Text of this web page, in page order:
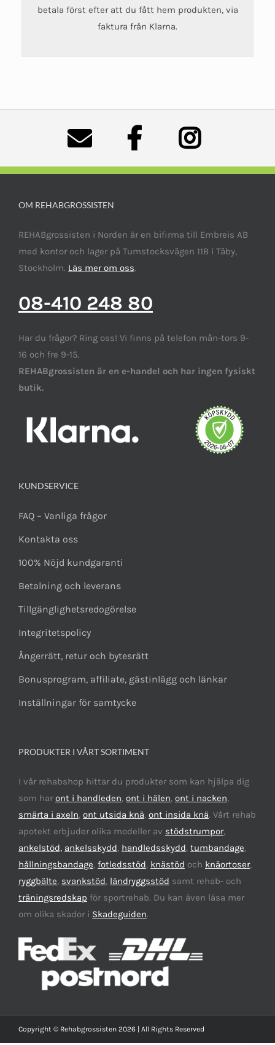
betala först efter att du fått hem produkten, via
faktura från Klarna.
OM REHABGROSSISTEN
REHABgrossisten i Norden är en bifirma till Embreis AB
med kontor och lager på Tumstocksvägen 11B i Täby,
Stockholm. Läs mer om oss.
08-410 248 80
Har du frågor? Ring oss! Vi finns på telefon mån-tors 9-
16 och fre 9-15.
REHABgrossisten är en e-handel och har ingen fysiskt
butik.
KUNDSERVICE
FAQ – Vanliga frågor
Kontakta oss
100% Nöjd kundgaranti
Betalning och leverans
Tillgänglighetsredogörelse
Integritetspolicy
Ångerrätt, retur och bytesrätt
Bonusprogram, affiliate, gästinlägg och länkar
Inställningar för samtycke
PRODUKTER I VÅRT SORTIMENT
I vår rehabshop hittar du produkter som kan hjälpa dig
som haront i handleden, ont i hälen, ont i nacken,
smärta i axeln, ont utsida knä, ont insida knä. Vårt rehab
apotekt erbjuder olika modeller av stödstrumpor,
ankelstöd, ankelsskydd, handledsskydd, tumbandage,
hållningsbandage, fotledsstöd, knästöd och knäortoser,
ryggbälte, svankstöd, ländryggsstöd samt rehab- och
träningsredskap för sportrehab. Du kan även läsa mer
om olika skador i Skadeguiden.
Copyright © Rehabgrossisten 2026 | All Rights Reserved